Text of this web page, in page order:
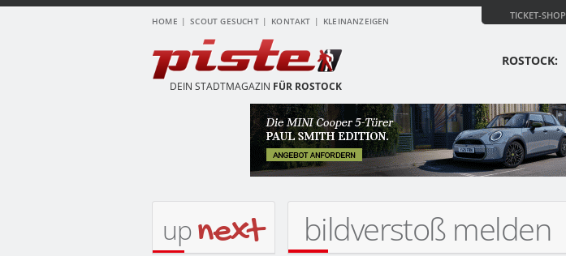
HOME SCOUT GESUCHT KONTAKT KLEINANZEIGEN TICKET-SHOP
DEIN STADTMAGAZIN FÜR ROSTOCK
ROSTOCK:
bildverstoß melden
upnext